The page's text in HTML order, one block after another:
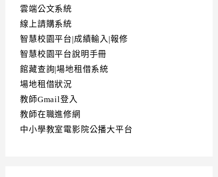
雲端公文系統
線上請購系統
智慧校園平台|成績輸入|報修
智慧校園平台說明手冊
館藏查詢|場地租借系統
場地租借狀況
教師Gmail登入
教師在職進修網
中小學教室電影院公播大平台